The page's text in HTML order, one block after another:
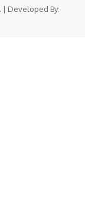
| Developed By: